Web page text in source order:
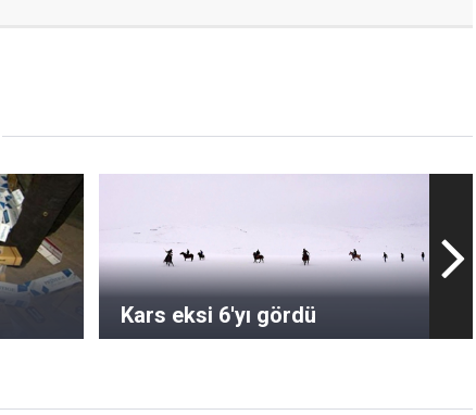
Kars eksi 6'yı gördü